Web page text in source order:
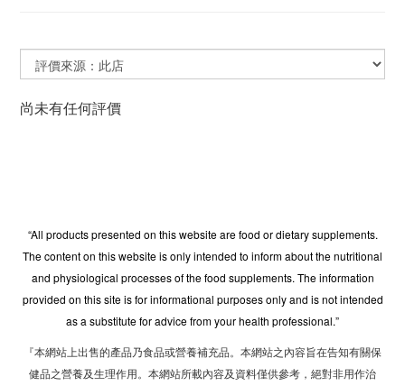
尚未有任何評價
“All products presented on this website are food or dietary supplements.
The content on this website is only intended to inform about the nutritional
and physiological processes of the food supplements. The information
provided on this site is for informational purposes only and is not intended
as a substitute for advice from your health professional.”
『本網站上出售的產品乃食品或營養補充品。本網站之內容旨在告知有關保
健品之營養及生理作用。本網站所載內容及資料僅供參考，絕對非用作治